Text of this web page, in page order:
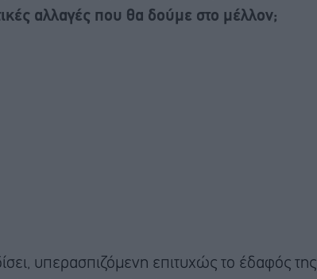
αλλαγές που θα δούμε στο μέλλον;
υπερασπιζόμενη επιτυχώς το έδαφός της